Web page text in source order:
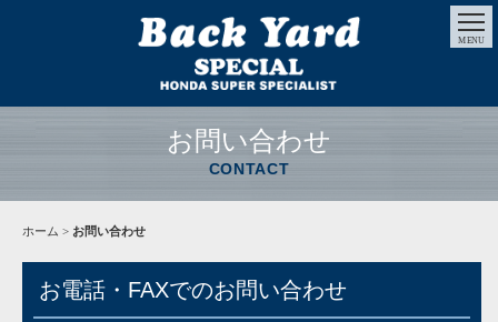
MENU
お問い合わせ
CONTACT
ホーム > お問い合わせ
お電話・FAXでのお問い合わせ